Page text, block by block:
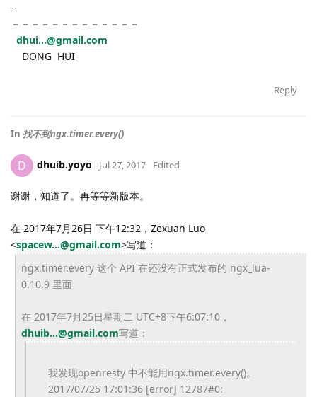
--
－－－－－－－－－－－－－
dhui...@gmail.com
DONG HUI
Reply
In 找不到ngx.timer.every()
D dhuib.yoyo Jul 27, 2017 Edited
谢谢，知道了。再等等新版本。
在 2017年7月26日 下午12:32，Zexuan Luo
<spacew...@gmail.com>写道：
ngx.timer.every 这个 API 在还没有正式发布的 ngx_lua-
0.10.9 里面
在 2017年7月25日星期二 UTC+8下午6:07:10，
dhuib...@gmail.com写道：
我发现openresty 中不能用ngx.timer.every()。
2017/07/25 17:01:36 [error] 12787#0: